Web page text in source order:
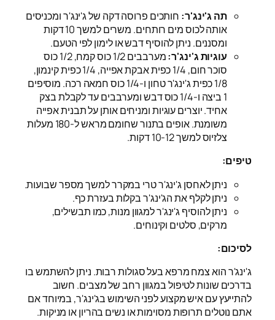
תה ג'ינג'ר: חותכים פרוסה דקה של ג'ינג'ר ומכניסים
אותה לכוס מים רותחים. משרים למשך 10 דקות
ומסננים. ניתן להוסיף דבש או לימון לפי הטעם.
עוגיות ג'ינג'ר:
מערבבים 1/2 כוס קמח, 1/2 כוס
סוכר חום, 1/4 כפית אבקת אפייה, 1/4 כפית קינמון,
1/8 כפית ג'ינג'ר טחון ו-1/4 כוס חמאה רכה. מוסיפים
1 ביצה ו-1/4 כוס דבש ומערבבים עד לקבלת בצק
אחיד. יוצרים עוגיות ומניחים אותן על תבנית אפייה
משומנת. אופים בתנור שחומם מראש ל-180 מעלות
צלזיוס למשך 10-12 דקות.
טיפים:
ניתן לאחסן ג'ינג'ר טרי במקרר למשך מספר שבועות.
ניתן לקלף את הג'ינג'ר בקלות בעזרת כף.
ניתן להוסיף ג'ינג'ר למגוון מנות, כמו תבשילים,
מרקים, סלטים וקינוחים.
לסיכום:
ג'ינג'ר הוא צמח מרפא בעל סגולות רבות. ניתן להשתמש בו
בדרכים שונות לטיפול במגוון רחב של מצבים. חשוב
להתייעץ עם איש מקצוע לפני השימוש בג'ינג'ר, במיוחד אם
אתם נוטלים תרופות מסוימות או נשים בהריון או מניקות.